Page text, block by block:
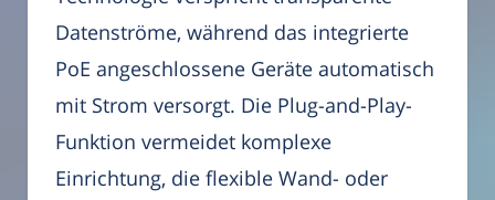
Datenströme, während das integrierte
PoE angeschlossene Geräte automatisch
mit Strom versorgt. Die Plug-and-Play-
Funktion vermeidet komplexe
Einrichtung, die flexible Wand- oder